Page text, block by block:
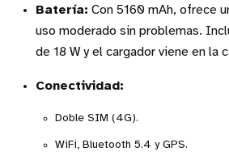
Batería: Con 5160 mAh, ofrece
uso moderado sin problemas.
de 18 W y el cargador viene en la
Conectividad:
Doble SIM (4G).
WiFi, Bluetooth 5.4 y GPS.